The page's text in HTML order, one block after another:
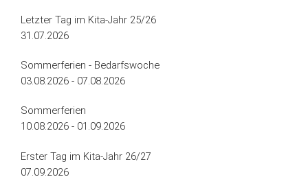
Letzter Tag im Kita-Jahr 25/26
31.07.2026
Sommerferien - Bedarfswoche
03.08.2026 - 07.08.2026
Sommerferien
10.08.2026 - 01.09.2026
Erster Tag im Kita-Jahr 26/27
07.09.2026